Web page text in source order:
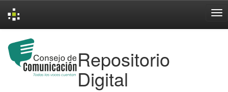
navigation
Repositorio
Digital